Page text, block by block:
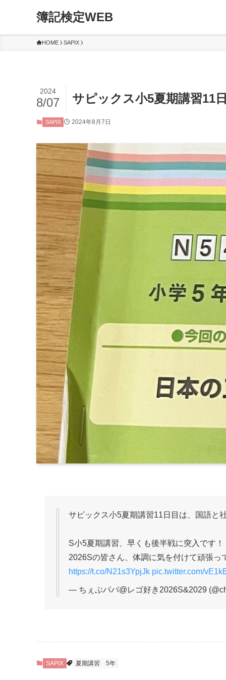
簿記検定WEB
HOME SAPIX
サピックス小5夏期講習11
2024
8/07
SAPIX 2024年8月7日
サピックス小5夏期講習11日目は、国語と
S小5夏期講習、早くも後半戦に突入です！
2026Sの皆さん、体調に気を付けて頑張っ
https://t.co/N21s3YpjJk pic.twitter.com/
— ちぇぶパパ@レゴ好き2026S&2029
SAPIX 夏期講習 5年